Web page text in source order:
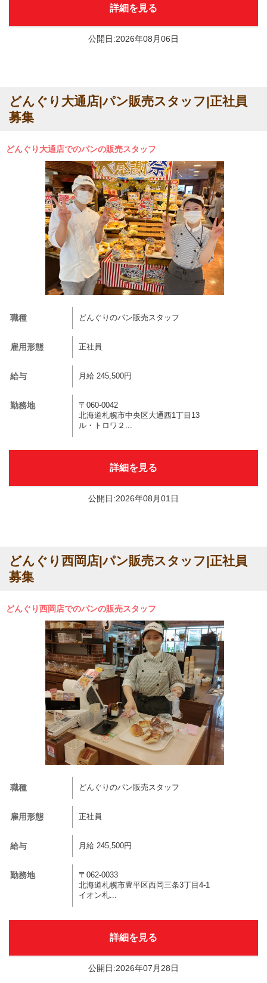
詳細を見る
公開日:2026年08月06日
どんぐり大通店|パン販売スタッフ|正社員
募集
どんぐり大通店でのパンの販売スタッフ
職種 どんぐりのパン販売スタッフ
雇用形態 正社員
給与 月給 245,500円
勤務地
〒060-0042
北海道札幌市中央区大通西1丁目13
ル・トロワ２...
詳細を見る
公開日:2026年08月01日
どんぐり西岡店|パン販売スタッフ|正社員
募集
どんぐり西岡店でのパンの販売スタッフ
職種 どんぐりのパン販売スタッフ
雇用形態 正社員
給与 月給 245,500円
勤務地
〒062-0033
北海道札幌市豊平区西岡三条3丁目4-1
イオン札...
詳細を見る
公開日:2026年07月28日